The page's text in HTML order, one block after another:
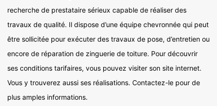
recherche de prestataire sérieux capable de réaliser des
travaux de qualité. Il dispose d’une équipe chevronnée qui peut
être sollicitée pour exécuter des travaux de pose, d’entretien ou
encore de réparation de zinguerie de toiture. Pour découvrir
ses conditions tarifaires, vous pouvez visiter son site internet.
Vous y trouverez aussi ses réalisations. Contactez-le pour de
plus amples informations.